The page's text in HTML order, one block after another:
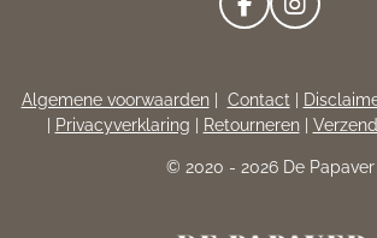
F
A
B
O
K
I
N
A
G
A
Algemene voorwaarden| Contact|
Privacyverklaring Retourneren|
© 2020 - 2026 De Papaver